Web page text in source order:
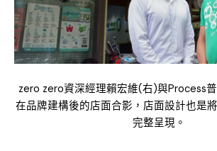
zero zero資深經理賴宏維(右)與Process
在品牌建構後的店面合影，店面設計也是
完整呈現。